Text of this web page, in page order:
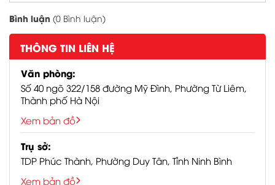
https://ledbanmai.com/
Page facebook:
https://www.facebook.com/
https://seller-
vn.tiktok.com/product/manage?
Youtube:
Zalo OA:
Bình luận (0 Bình luận)
THÔNG TIN LIÊN HỆ
Văn phòng:
Số 40 ngõ 322/158 đường Mỹ Đình, Phường Từ Liêm,
Thành phố Hà Nội
Xem bản đồ
Trụ sở:
TDP Phúc Thành, Phường Duy Tân, Tỉnh Ninh Bình
Xem bản đồ